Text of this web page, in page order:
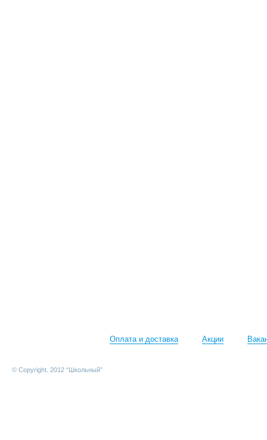
Оплата и доставка Акции
© Copyright. 2012 “Школьный”